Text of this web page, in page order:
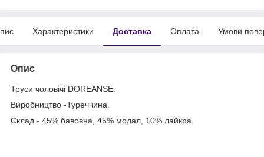
Характеристики Доставка Оплата Умови
Опис
Труси чоловічі DOREANSE.
Виробництво -Туреччина.
Склад - 45% бавовна, 45% модал, 10% лайкра.